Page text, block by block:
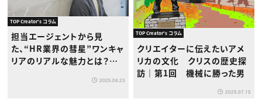
TOP Creator's コラム
担当エージェントから見
た、“HR業界の彗星”ワンキャ
リアのリアルな魅力とは？
2025.04.23
TOP Creator's コラム
クリエイターに伝えたいアメ
リカの文化 クリスの歴史探
訪｜第1回 機械に勝った男
2025.07.15